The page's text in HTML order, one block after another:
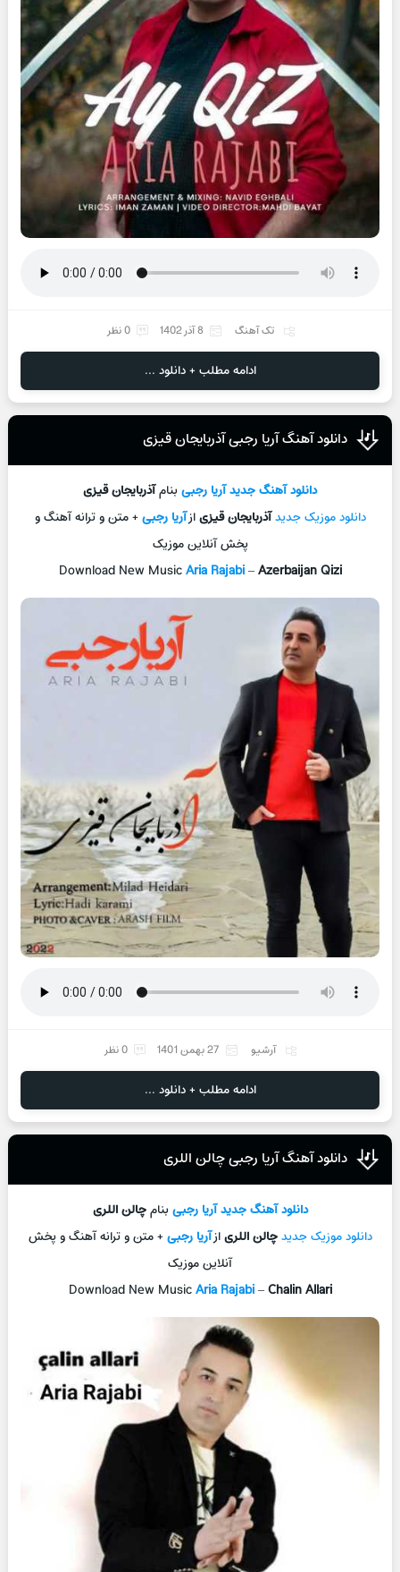
تک آهنگ 8 آذر 1402 0 نظر
ادامه مطلب + دانلود ...
دانلود آهنگ آریا رجبی آذربایجان قیزی
دانلود آهنگ جديدآریا رجبیبنامآذربایجان قیزی
دانلود موزیک جديدآذربایجان قیزیازآریا رجبی+ متن و ترانه آهنگ و
پخش آنلاين موزيک
Download New MusicAria Rajabi–Azerbaijan Qizi
آرشیو 27 بهمن 1401 0 نظر
ادامه مطلب + دانلود ...
دانلود آهنگ آریا رجبی چالن اللری
دانلود آهنگ جديدآریا رجبیبنامچالن اللری
دانلود موزیک جديدچالن اللریازآریا رجبی+ متن و ترانه آهنگ و پخش
آنلاين موزيک
Download New MusicAria Rajabi–Chalin Allari